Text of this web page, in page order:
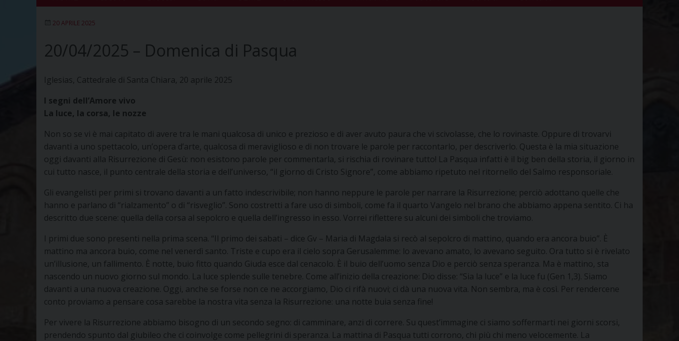
20 APRILE 2025
20/04/2025 – Domenica di Pasqua
Iglesias, Cattedrale di Santa Chiara, 20 aprile 2025
I segni dell’Amore vivo
La luce, la corsa, le nozze
Non so se vi è mai capitato di avere tra le mani qualcosa di unico e prezioso e di aver avuto paura che vi scivolasse, che lo rovinaste. Oppure di trovarvi
davanti a uno spettacolo, un’opera d’arte, qualcosa di meraviglioso e di non trovare le parole per raccontarlo, per descriverlo. Questa è la mia situazione
oggi davanti alla Risurrezione di Gesù: non esistono parole per commentarla, si rischia di rovinare tutto! La Pasqua infatti è il big ben della storia, il giorno in
cui tutto nasce, il punto centrale della storia e dell’universo, “il giorno di Cristo Signore”, come abbiamo ripetuto nel ritornello del Salmo responsoriale.
Gli evangelisti per primi si trovano davanti a un fatto indescrivibile; non hanno neppure le parole per narrare la Risurrezione; perciò adottano quelle che
hanno e parlano di “rialzamento” o di “risveglio”. Sono costretti a fare uso di simboli, come fa il quarto Vangelo nel brano che abbiamo appena sentito. Ci ha
descritto due scene: quella della corsa al sepolcro e quella dell’ingresso in esso. Vorrei riflettere su alcuni dei simboli che troviamo.
I primi due sono presenti nella prima scena. “Il primo dei sabati – dice Gv – Maria di Magdala si recò al sepolcro di mattino, quando era ancora buio”. È
mattino ma ancora buio, come nel venerdì santo. Triste e cupo era il cielo sopra Gerusalemme: lo avevano amato, lo avevano seguito. Ora tutto si è rivelato
un’illusione, un fallimento. È notte, buio fitto quando Giuda esce dal cenacolo. È il buio dell’uomo senza Dio e perciò senza speranza. Ma è mattino, sta
nascendo un nuovo giorno sul mondo. La luce splende sulle tenebre. Come all’inizio della creazione: Dio disse: “Sia la luce” e la luce fu (Gen 1,3). Siamo
davanti a una nuova creazione. Oggi, anche se forse non ce ne accorgiamo, Dio ci rifà nuovi; ci dà una nuova vita. Non sembra, ma è così. Per rendercene
conto proviamo a pensare cosa sarebbe la nostra vita senza la Risurrezione: una notte buia senza fine!
Per vivere la Risurrezione abbiamo bisogno di un secondo segno: di camminare, anzi di correre. Su quest’immagine ci siamo soffermarti nei giorni scorsi,
prendendo spunto dal giubileo che ci coinvolge come pellegrini di speranza. La mattina di Pasqua tutti corrono, chi più chi meno velocemente. La